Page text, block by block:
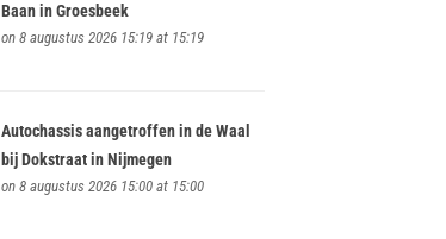
Baan in Groesbeek
on 8 augustus 2026 15:19 at 15:19
Autochassis aangetroffen in de Waal
bij Dokstraat in Nijmegen
on 8 augustus 2026 15:00 at 15:00